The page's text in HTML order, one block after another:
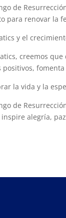
de
para renovar la
y el
creemos
positivos,
la vida y la
de
alegría,